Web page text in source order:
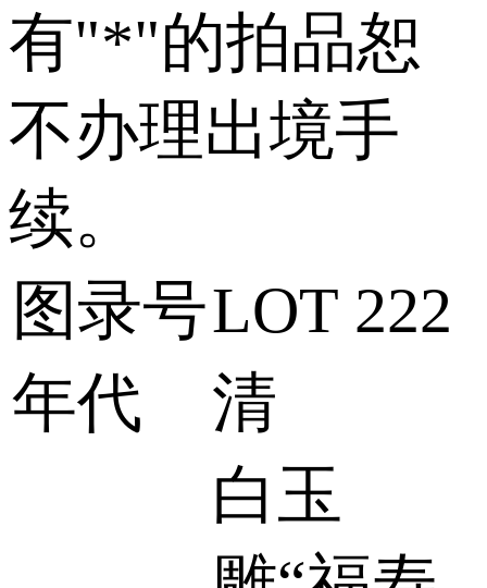
有"*"的拍品恕
不办理出境手
续。
图录号LOT 222
年代
清
白玉